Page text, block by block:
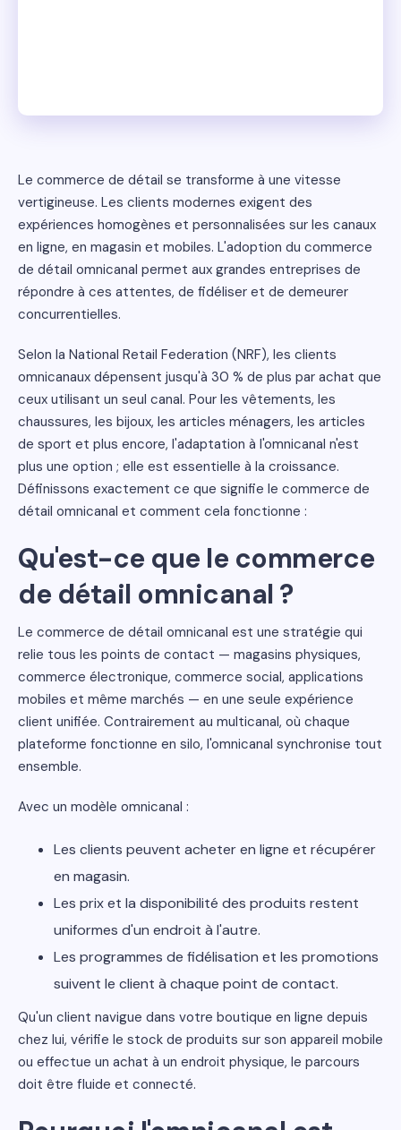
Le commerce de détail se transforme à une vitesse
vertigineuse. Les clients modernes exigent des
expériences homogènes et personnalisées sur les canaux
en ligne, en magasin et mobiles. L'adoption du commerce
de détail omnicanal permet aux grandes entreprises de
répondre à ces attentes, de fidéliser et de demeurer
concurrentielles.
Selon la National Retail Federation (NRF), les clients
omnicanaux dépensent jusqu'à 30 % de plus par achat que
ceux utilisant un seul canal. Pour les vêtements, les
chaussures, les bijoux, les articles ménagers, les articles
de sport et plus encore, l'adaptation à l'omnicanal n'est
plus une option ; elle est essentielle à la croissance.
Définissons exactement ce que signifie le commerce de
détail omnicanal et comment cela fonctionne :
Qu'est-ce que le commerce
de détail omnicanal ?
Le commerce de détail omnicanal est une stratégie qui
relie tous les points de contact — magasins physiques,
commerce électronique, commerce social, applications
mobiles et même marchés — en une seule expérience
client unifiée. Contrairement au multicanal, où chaque
plateforme fonctionne en silo, l'omnicanal synchronise tout
ensemble.
Avec un modèle omnicanal :
Les clients peuvent acheter en ligne et récupérer
en magasin.
Les prix et la disponibilité des produits restent
uniformes d'un endroit à l'autre.
Les programmes de fidélisation et les promotions
suivent le client à chaque point de contact.
Qu'un client navigue dans votre boutique en ligne depuis
chez lui, vérifie le stock de produits sur son appareil mobile
ou effectue un achat à un endroit physique, le parcours
doit être fluide et connecté.